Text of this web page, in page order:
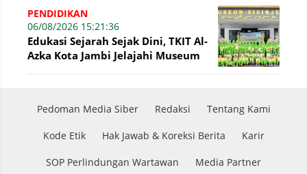
Membangun Bangsa
PENDIDIKAN
06/08/2026 15:21:36
Edukasi Sejarah Sejak Dini, TKIT Al-
Azka Kota Jambi Jelajahi Museum
Pedoman Media Siber Redaksi Tentang Kami
Kode Etik Hak Jawab & Koreksi Berita Karir
SOP Perlindungan Wartawan Media Partner